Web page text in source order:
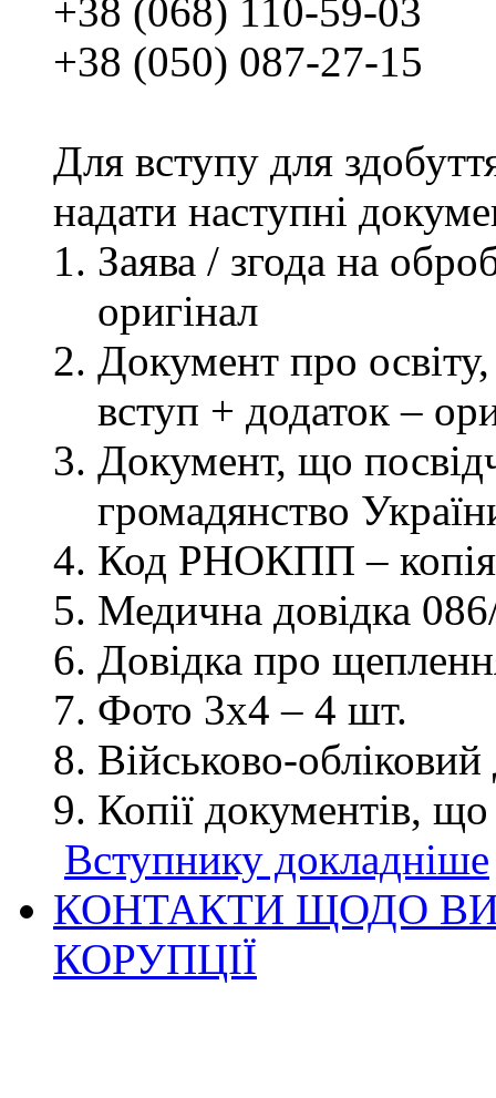
+38 (068) 110-59-03
+38 (050) 087-27-15
Для вступу для
надати наступні
Заява / згода на
оригінал
Документ про освіту,
вступ + додаток –
Документ, що
громадянство
Код РНОКПП – копія
Медична довідка
Довідка про
Фото 3х4 – 4 шт.
Військово-
Копії документів,
Вступнику докладніше
КОНТАКТИ ЩОДО
КОРУПЦІЇ